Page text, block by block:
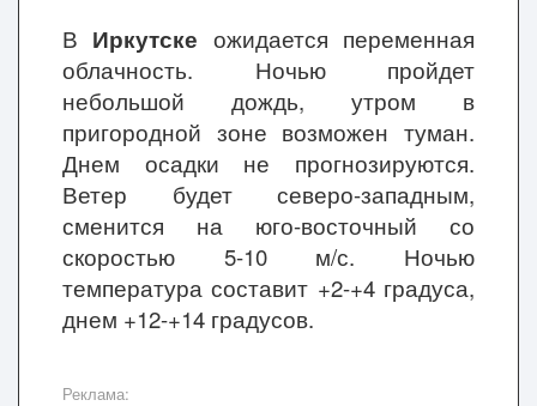
В Иркутске ожидается переменная
облачность. Ночью пройдет
небольшой дождь, утром в
пригородной зоне возможен туман.
Днем осадки не прогнозируются.
Ветер будет северо-западным,
сменится на юго-восточный со
скоростью 5-10 м/с. Ночью
температура составит +2-+4 градуса,
днем +12-+14 градусов.
Реклама: